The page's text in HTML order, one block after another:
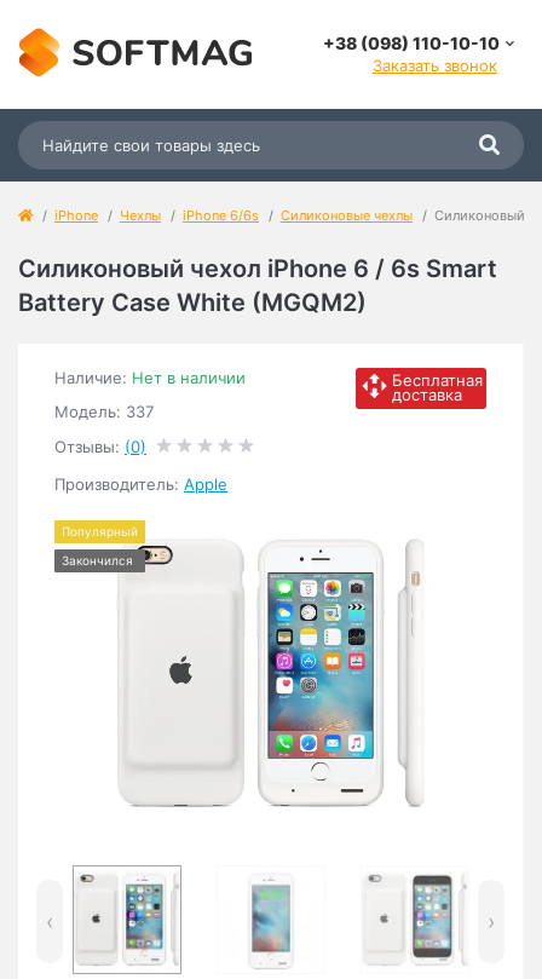
+38 (098) 110-10-10
Заказать звонок
iPhone Чехлы iPhone 6/6s Силиконовые чехлы Силиконовый
Силиконовый чехол iPhone 6 / 6s Smart
Battery Case White (MGQM2)
Бесплатная
доставка
Наличие: Нет в наличии
Модель: 337
Отзывы: (0)
Производитель: Apple
Популярный
Закончился
‹ ›